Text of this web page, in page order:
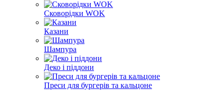
Сковорідки WOK
Казани
Шампура
Деко і піддони
Преси для бургерів та кальцоне